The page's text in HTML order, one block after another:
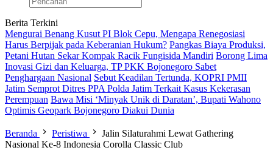
Berita Terkini
Mengurai Benang Kusut PI Blok Cepu, Mengapa Renegosiasi
Harus Berpijak pada Keberanian Hukum? Pangkas Biaya Produksi,
Petani Hutan Sekar Kompak Racik Fungisida Mandiri Borong Lima
Inovasi Gizi dan Keluarga, TP PKK Bojonegoro Sabet
Penghargaan Nasional Sebut Keadilan Tertunda, KOPRI PMII
Jatim Semprot Ditres PPA Polda Jatim Terkait Kasus Kekerasan
Perempuan Bawa Misi ‘Minyak Unik di Daratan’, Bupati Wahono
Optimis Geopark Bojonegoro Diakui Dunia
Beranda Peristiwa
Jalin Silaturahmi Lewat Gathering
Nasional Ke-8 Indonesia Corolla Classic Club